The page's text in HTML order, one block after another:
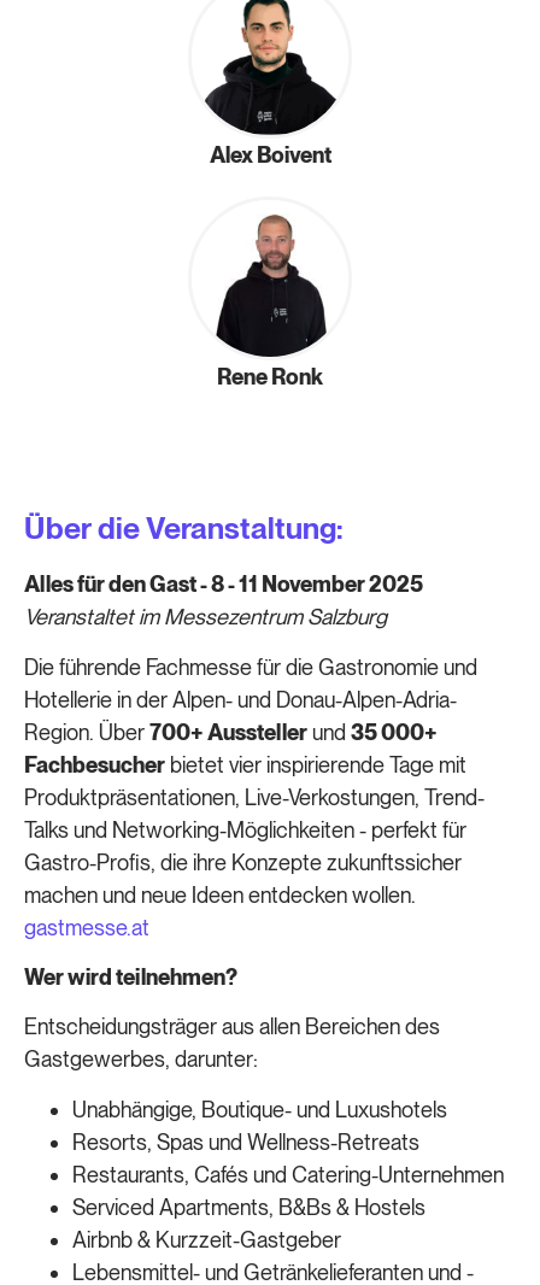
Alex Boivent
Rene Ronk
Über die Veranstaltung:
Alles für den Gast - 8 - 11 November 2025
Veranstaltet im Messezentrum Salzburg
Die führende Fachmesse für die Gastronomie und
Hotellerie in der Alpen- und Donau-Alpen-Adria-
Region. Über700+ Aussteller und 35 000+
Fachbesucher bietet vier inspirierende Tage mit
Produktpräsentationen, Live-Verkostungen, Trend-
Talks und Networking-Möglichkeiten - perfekt für
Gastro-Profis, die ihre Konzepte zukunftssicher
machen und neue Ideen entdecken wollen.
gastmesse.at
Wer wird teilnehmen?
Entscheidungsträger aus allen Bereichen des
Gastgewerbes, darunter:
Unabhängige, Boutique- und Luxushotels
Resorts, Spas und Wellness-Retreats
Restaurants, Cafés und Catering-Unternehmen
Serviced Apartments, B&Bs & Hostels
Airbnb & Kurzzeit-Gastgeber
Lebensmittel- und Getränkelieferanten und -